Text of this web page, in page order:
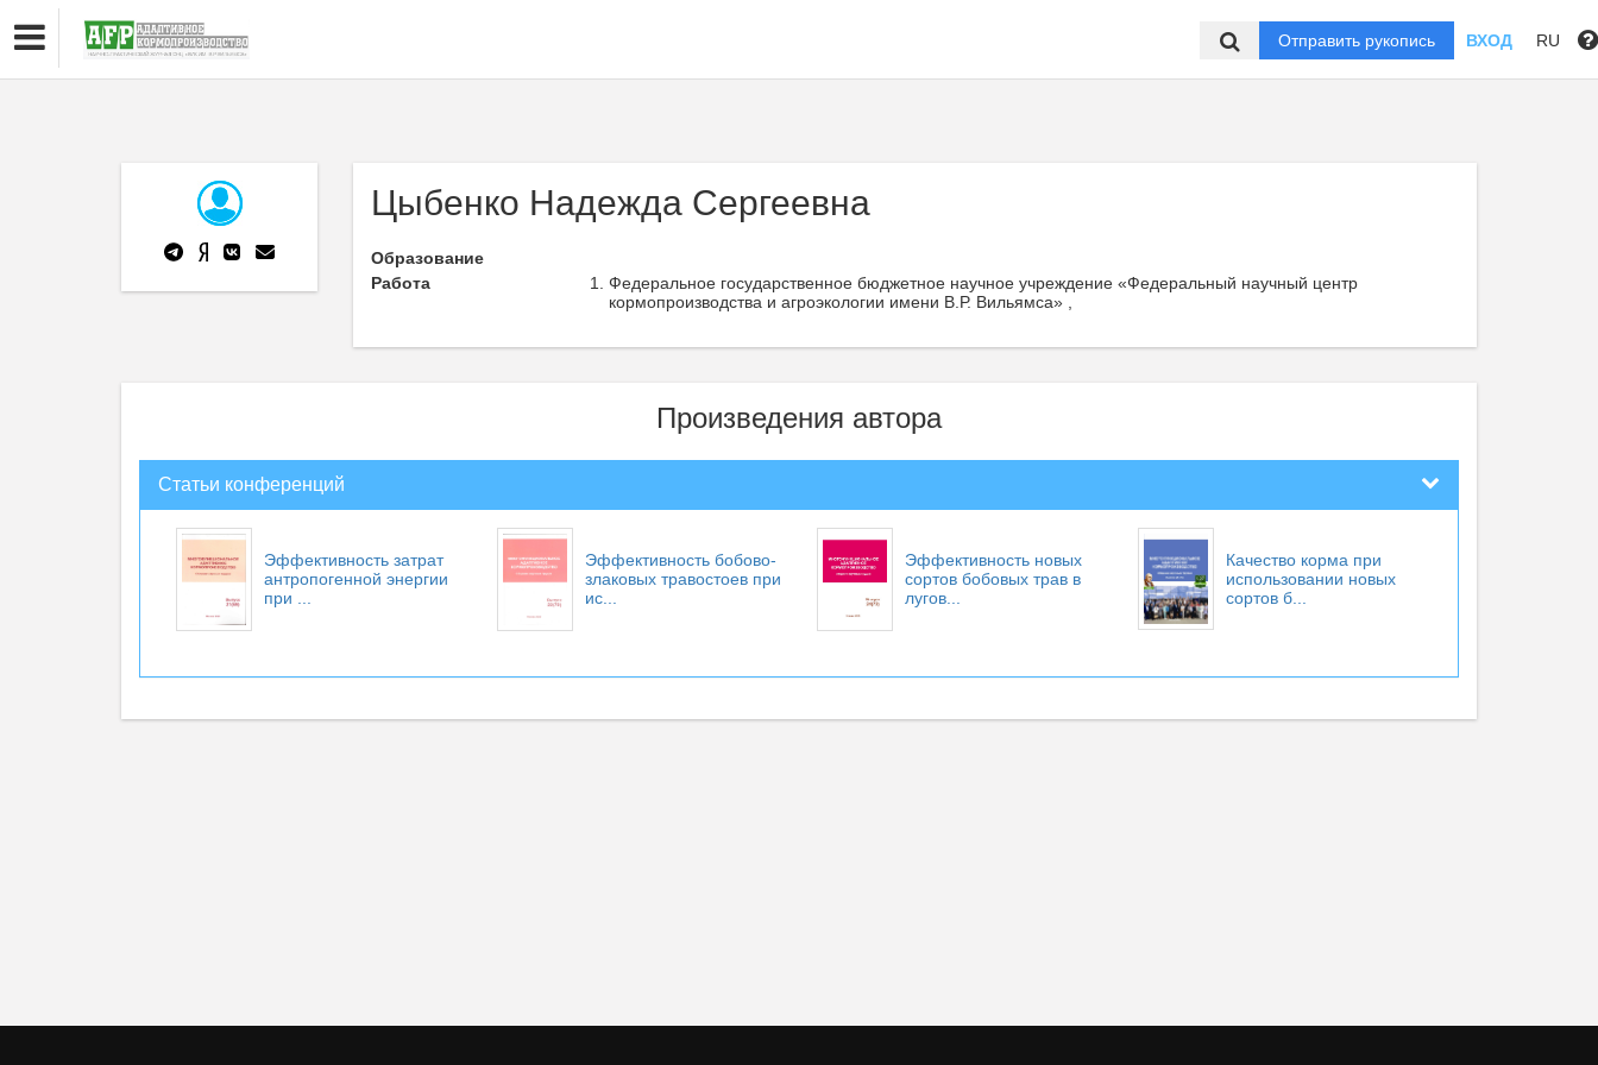
Отправить рукопись ВХОД RU
Цыбенко Надежда Сергеевна
Образование
Работа
Федеральное государственное бюджетное научное учреждение «Федеральный научный центр
кормопроизводства и агроэкологии имени В.Р. Вильямса» ,
Произведения автора
Статьи конференций
Эффективность затрат
антропогенной энергии
при ...
Эффективность бобово-
злаковых травостоев при
ис...
Эффективность новых
сортов бобовых трав в
лугов...
Качество корма при
использовании новых
сортов б...